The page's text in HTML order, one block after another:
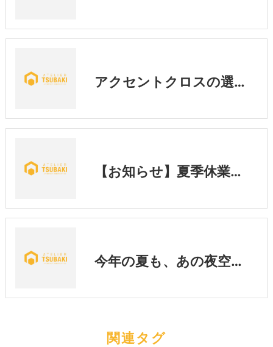
アクセントクロスの選び方｜後悔しないために知っておきたい3つのポイント💡
【お知らせ】夏季休業期間中の営業に関するご案内
今年の夏も、あの夜空へ🎇「くらわんか花火大会」実行委員会がスタート👆
関連タグ